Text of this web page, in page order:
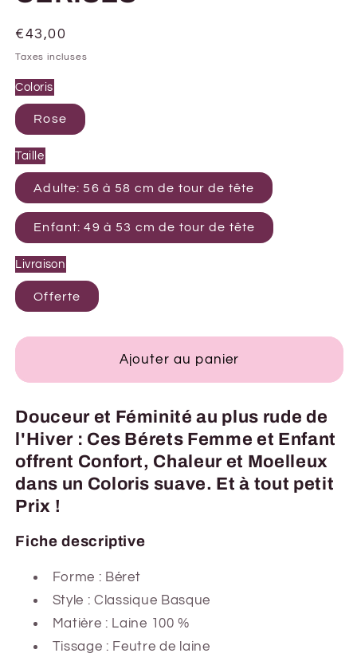
Prix
habituel
€43,00
Taxes incluses
Coloris
Rose
Taille
Adulte: 56 à 58 cm de tour de tête
Enfant: 49 à 53 cm de tour de tête
Livraison
Offerte
Ajouter au panier
Douceur et Féminité au plus rude de
l'Hiver : Ces Bérets Femme et Enfant
offrent Confort, Chaleur et Moelleux
dans un Coloris suave. Et à tout petit
Prix !
Fiche descriptive
Forme : Béret
Style : Classique Basque
Matière : Laine 100 %
Tissage : Feutre de laine